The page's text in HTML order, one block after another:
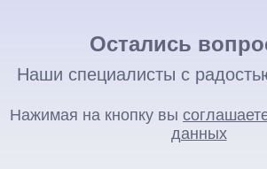
Остались
Наши специалисты с
Нажимая на кнопку вы
данных